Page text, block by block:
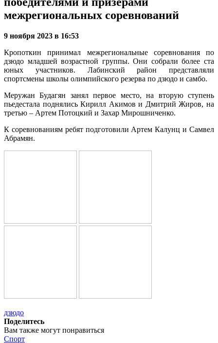
межрегиональных соревнований
9 ноября 2023 в 16:53
Кропоткин принимал межрегиональные соревнования по
дзюдо младшей возрастной группы. Они собрали более ста
юных участников. Лабинский район представляли
спортсмены школы олимпийского резерва по дзюдо и самбо.
Меружан Будагян занял первое место, на вторую ступень
пьедестала поднялись Кирилл Акимов и Дмитрий Жиров, на
третью – Артем Потоцкий и Захар Мирошниченко.
К соревнованиям ребят подготовили Артем Калунц и Самвел
Абрамян.
дзюдо
Поделитесь
Вам также могут понравиться
Спорт